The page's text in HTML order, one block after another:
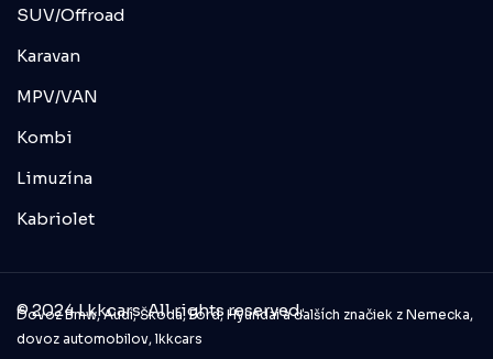
SUV/Offroad
Karavan
MPV/VAN
Kombi
Limuzína
Kabriolet
© 2024 Lkkcars. All rights reserved.
Dovoz Bmw, Audi, Škoda, Ford, Hyundai a ďalších značiek z Nemecka,
dovoz automobilov, lkkcars